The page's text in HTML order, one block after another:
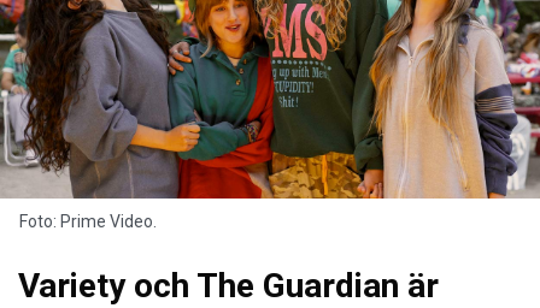
Foto: Prime Video.
Variety och The Guardian är